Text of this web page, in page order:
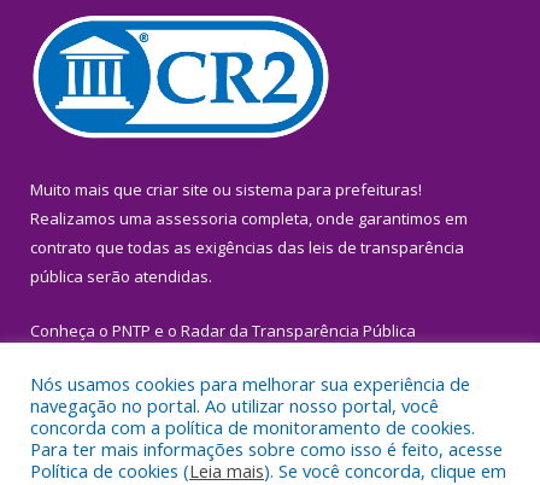
Muito mais que criar site ou sistema para prefeituras!
Realizamos uma assessoria completa, onde garantimos em
contrato que todas as exigências das leis de transparência
pública serão atendidas.
Conheça o PNTP e o Radar da Transparência Pública
Todos os direitos reservados a Prefeitura Municipal de Igarapé-
Miri.
Nós usamos cookies para melhorar sua experiência de
navegação no portal. Ao utilizar nosso portal, você
concorda com a política de monitoramento de cookies.
Para ter mais informações sobre como isso é feito, acesse
Política de cookies (Leia mais). Se você concorda, clique em